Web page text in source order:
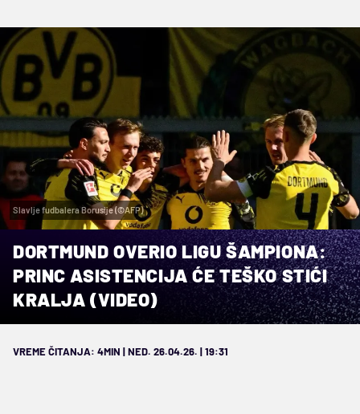
Slavlje fudbalera Borusije (©AFP)
DORTMUND OVERIO LIGU ŠAMPIONA:
PRINC ASISTENCIJA ĆE TEŠKO STIĆI
KRALJA (VIDEO)
VREME ČITANJA: 4MIN | NED. 26.04.26. | 19:31